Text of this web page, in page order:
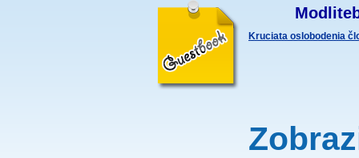
Kruciata oslobodenia